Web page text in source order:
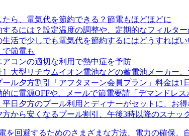
ら、電気代を節約できる？節電もほどほどに
るには？設定温度の調整や、定期的なフィルタ
活で少しでも電気代を節約するにはどうすればい
節電も
コンの適切な利用で熱中症を予防
］大型リチウムイオン電池などの蓄電池メーカー
ル夕方割引「アフタヌーン会員プラン」料金は1
に電源OFFや、メールで節電要請「デマンドレ
平日夕方のプール利用とディナーがセットに、お
方から安くなるプール割引、午後3時以降のスナッ
を回避するためのさまざまな方法、電力の確保